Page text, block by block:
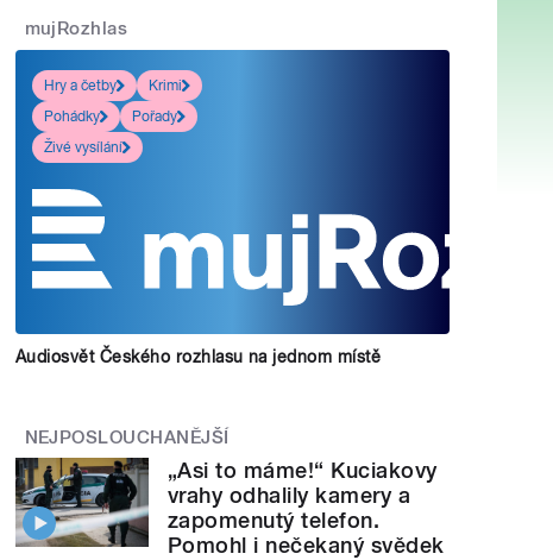
mujRozhlas
Hry a četby
Krimi
Pohádky
Pořady
Živé vysílání
Audiosvět Českého rozhlasu na jednom místě
NEJPOSLOUCHANĚJŠÍ
„Asi to máme!“ Kuciakovy
vrahy odhalily kamery a
zapomenutý telefon.
Pomohl i nečekaný svědek